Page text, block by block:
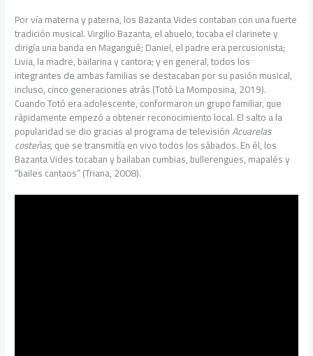
Por vía materna y paterna, los Bazanta Vides contaban con una fuerte
tradición musical. Virgilio Bazanta, el abuelo, tocaba el clarinete y
dirigía una banda en Magangué; Daniel, el padre era percusionista;
Livia, la madre, bailarina y cantora; y en general, todos los
integrantes de ambas familias se destacaban por su pasión musical,
incluso, cinco generaciones atrás (Totó La Momposina, 2019).
Cuando Totó era adolescente, conformaron un grupo familiar, que
rápidamente empezó a obtener reconocimiento local. El salto a la
popularidad se dio gracias al programa de televisiónAcuarelas
costeñas, que se transmitía en vivo todos los sábados. En él, los
Bazanta Vides tocaban y bailaban cumbias, bullerengues, mapalés y
“bailes cantaos” (Triana, 2008).